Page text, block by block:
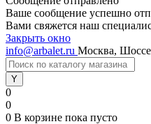
Ваше сообщение успешно
Вами свяжется наш
Закрыть окно
info@arbalet.ru Москва, Шоссе
0
0
0 В корзине пока пусто